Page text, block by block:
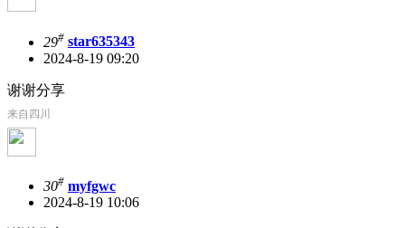
29# star635343
2024-8-19 09:20
谢谢分享
来自四川
30# myfgwc
2024-8-19 10:06